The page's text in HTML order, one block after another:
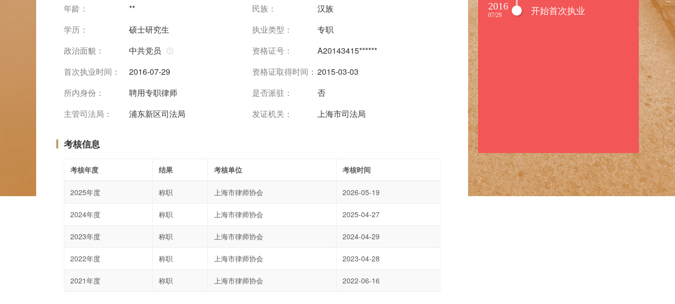
年龄：
** 民族：
汉族
学历：
硕士研究生 执业类型：
专职
政治面貌：
中共党员 资格证号：
A20143415******
首次执业时间：
2016-07-29 资格证取得时间： 2015-03-03
所内身份：
聘用专职律师 是否派驻：
否
主管司法局：
浦东新区司法局 发证机关： 上海市司法局
考核信息
考核年度 结果 考核单位 考核时间
2025年度 称职 上海市律师协会 2026-05-19
2024年度 称职 上海市律师协会 2025-04-27
2023年度 称职 上海市律师协会 2024-04-29
2022年度 称职 上海市律师协会 2023-04-28
2021年度 称职 上海市律师协会 2022-06-16
2016
07/29 开始首次执业